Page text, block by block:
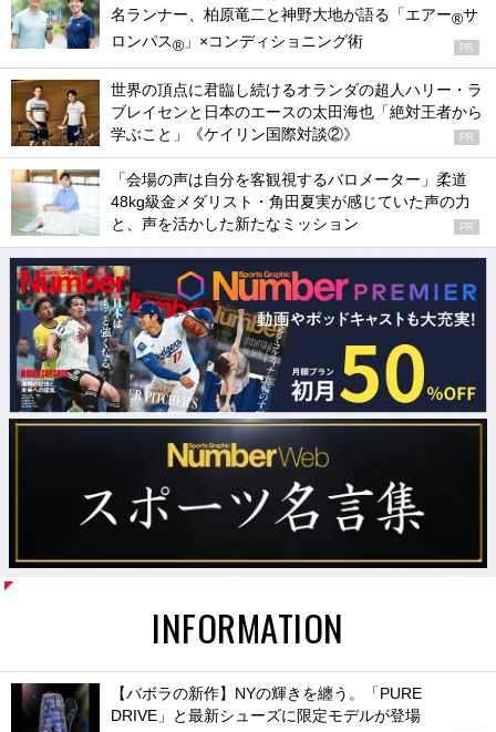
名ランナー、柏原竜二と神野大地が語る「エアー®サ
ロンパス® 」×コンディショニング術 PR
世界の頂点に君臨し続けるオランダの超人ハリー・ラ
ブレイセンと日本のエースの太田海也「絶対王者から
学ぶこと」《ケイリン国際対談②》
PR
「会場の声は自分を客観視するバロメーター」柔道
48kg級金メダリスト・角田夏実が感じていた声の力
と、声を活かした新たなミッション
PR
INFORMATION
【バボラの新作】NYの輝きを纏う。「PURE
DRIVE」と最新シューズに限定モデルが登場